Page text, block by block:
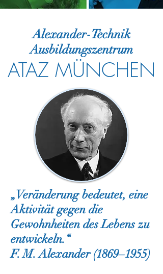
Alexander-Technik
Ausbildungszentrum
ATAZ MÜNCHEN
„Veränderung bedeutet, eine
Aktivität gegen die
Gewohnheiten des Lebens zu
entwickeln.“
F. M. Alexander (1869–1955)